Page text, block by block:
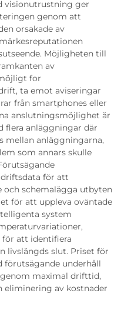
visionutrustning ger
genom att
orsakade av
Möjligheten till
av
for
ta emot aviseringar
från smartphones eller
anslutningsmöjlighet är
flera anläggningar där
mellan anläggningarna,
som annars skulle
för att
schemalägga utbyten
för att uppleva oväntade
system
för att identifiera
livslängds slut. Priset för
förutsägande underhåll
maximal drifttid,
eliminering av kostnader